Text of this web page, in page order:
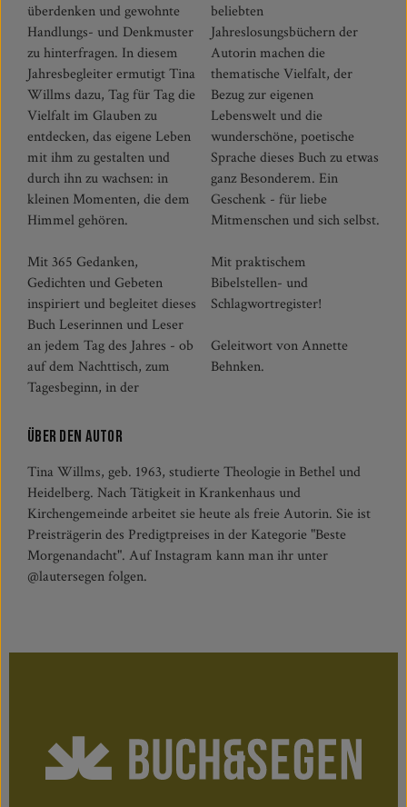
überdenken und gewohnte
Handlungs- und Denkmuster
zu hinterfragen. In diesem
Jahresbegleiter ermutigt Tina
Willms dazu, Tag für Tag die
Vielfalt im Glauben zu
entdecken, das eigene Leben
mit ihm zu gestalten und
durch ihn zu wachsen: in
kleinen Momenten, die dem
Himmel gehören.
Mit 365 Gedanken,
Gedichten und Gebeten
inspiriert und begleitet dieses
Buch Leserinnen und Leser
an jedem Tag des Jahres - ob
auf dem Nachttisch, zum
Tagesbeginn, in der
beliebten
Jahreslosungsbüchern der
Autorin machen die
thematische Vielfalt, der
Bezug zur eigenen
Lebenswelt und die
wunderschöne, poetische
Sprache dieses Buch zu etwas
ganz Besonderem. Ein
Geschenk - für liebe
Mitmenschen und sich selbst.
Mit praktischem
Bibelstellen- und
Schlagwortregister!
Geleitwort von Annette
Behnken.
Über den Autor
Tina Willms, geb. 1963, studierte Theologie in Bethel und
Heidelberg. Nach Tätigkeit in Krankenhaus und
Kirchengemeinde arbeitet sie heute als freie Autorin. Sie ist
Preisträgerin des Predigtpreises in der Kategorie "Beste
Morgenandacht". Auf Instagram kann man ihr unter
@lautersegen folgen.